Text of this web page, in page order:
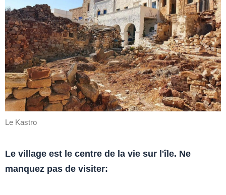
Le Kastro
Le village est le centre de la vie sur l'île. Ne
manquez pas de visiter: